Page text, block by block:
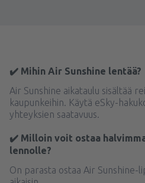
✔️ Mihin Air Sunshine lentää?
Air Sunshine aikataulu sisältää
kaupunkeihin. Käytä eSky-
yhteyksien saatavuus.
✔️ Milloin voit ostaa
lennolle?
On parasta ostaa Air Sunshine-